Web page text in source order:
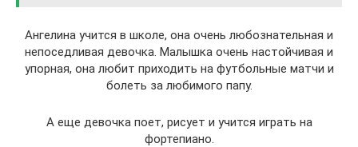
Ангелина учится в школе, она очень любознательная и
непоседливая девочка. Малышка очень настойчивая и
упорная, она любит приходить на футбольные матчи и
болеть за любимого папу.
А еще девочка поет, рисует и учится играть на
фортепиано.